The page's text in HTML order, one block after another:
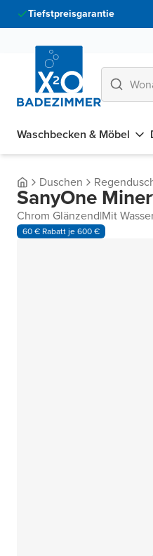
Tiefstpreisgarantie
Waschbecken & Möbel
Duschen
SanyOne
Chrom Glänzend|Mit
60 € Rabatt je 600 €